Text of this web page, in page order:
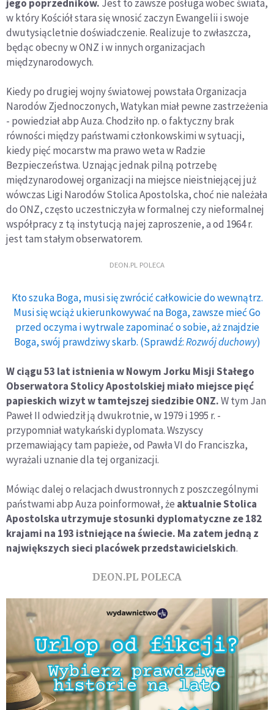
jego poprzedników. Jest to zawsze posługa wobec świata,
w który Kościół stara się wnosić zaczyn Ewangelii i swoje
dwutysiącletnie doświadczenie. Realizuje to zwłaszcza,
będąc obecny w ONZ i w innych organizacjach
międzynarodowych.
Kiedy po drugiej wojny światowej powstała Organizacja
Narodów Zjednoczonych, Watykan miał pewne zastrzeżenia
- powiedział abp Auza. Chodziło np. o faktyczny brak
równości między państwami członkowskimi w sytuacji,
kiedy pięć mocarstw ma prawo weta w Radzie
Bezpieczeństwa. Uznając jednak pilną potrzebę
międzynarodowej organizacji na miejsce nieistniejącej już
wówczas Ligi Narodów Stolica Apostolska, choć nie należała
do ONZ, często uczestniczyła w formalnej czy nieformalnej
współpracy z tą instytucją na jej zaproszenie, a od 1964 r.
jest tam stałym obserwatorem.
DEON.PL POLECA
Kto szuka Boga, musi się zwrócić całkowicie do wewnątrz.
Musi się wciąż ukierunkowywać na Boga, zawsze mieć Go
przed oczyma i wytrwale zapominać o sobie, aż znajdzie
Boga, swój prawdziwy skarb. (Sprawdź:Rozwój duchowy)
W ciągu 53 lat istnienia w Nowym Jorku Misji Stałego
Obserwatora Stolicy Apostolskiej miało miejsce pięć
papieskich wizyt w tamtejszej siedzibie ONZ.W tym Jan
Paweł II odwiedził ją dwukrotnie, w 1979 i 1995 r. -
przypomniał watykański dyplomata. Wszyscy
przemawiający tam papieże, od Pawła VI do Franciszka,
wyrażali uznanie dla tej organizacji.
Mówiąc dalej o relacjach dwustronnych z poszczególnymi
państwami abp Auza poinformował, że aktualnie Stolica
Apostolska utrzymuje stosunki dyplomatyczne ze 182
krajami na 193 istniejące na świecie. Ma zatem jedną z
największych sieci placówek przedstawicielskich.
DEON.PL POLECA